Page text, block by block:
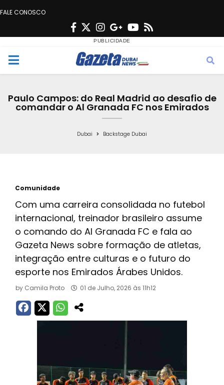
FALE CONOSCO
F
c
e
o
k
T
w
i
t
e
n
s
t
g
r
a
G
o
o
g
e
Y
t
b
M
n
Paulo Campos: do Real Madrid ao desafio de
comandar o Al Granada FC nos Emirados
Dubai Backstage Dubai
Comunidade
Com uma carreira consolidada no futebol
internacional, treinador brasileiro assume
o comando do Al Granada FC e fala ao
Gazeta News sobre formação de atletas,
integração entre culturas e o futuro do
esporte nos Emirados Árabes Unidos.
by Camila Proto 01 de Julho, 2026 às 11h12